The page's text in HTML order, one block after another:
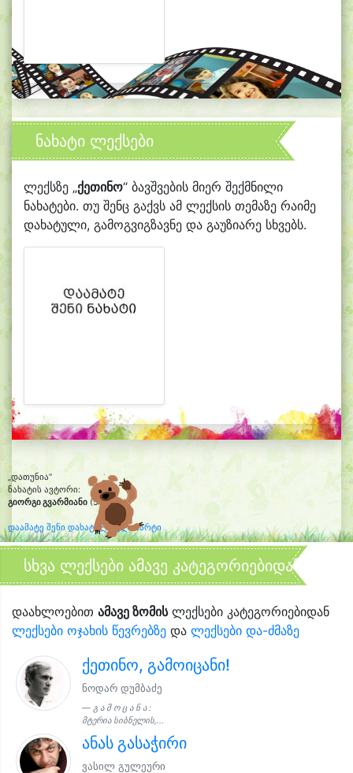
ნახატი ლექსები
ლექსზე „ქეთინო“ ბავშვების მიერ შექმნილი
ნახატები. თუ შენც გაქვს ამ ლექსის თემაზე რაიმე
დახატული, გამოგვიგზავნე და გაუზიარე სხვებს.
„დათუნია“
ნახატის ავტორი:
გიორგი გვარმიანი (5 წლის)
დაამატე შენი დახატული კლიპარტი
სხვა ლექსები ამავე კატეგორიებიდან
დაახლოებით ამავე ზომისლექსები კატეგორიებიდან
ლექსები ოჯახის წევრებზე და ლექსები და-ძმაზე
ქეთინო, გამოიცანი!
ნოდარ დუმბაძე
გ ა მ ო ც ა ნ ა :
მტერია სიბნელის,...
ანას გასაჭირი
ვასილ გულეური